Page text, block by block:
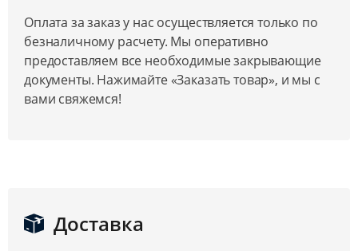
Оплата за заказ у нас осуществляется только по
безналичному расчету. Мы оперативно
предоставляем все необходимые закрывающие
документы. Нажимайте «Заказать товар», и мы с
вами свяжемся!
Доставка